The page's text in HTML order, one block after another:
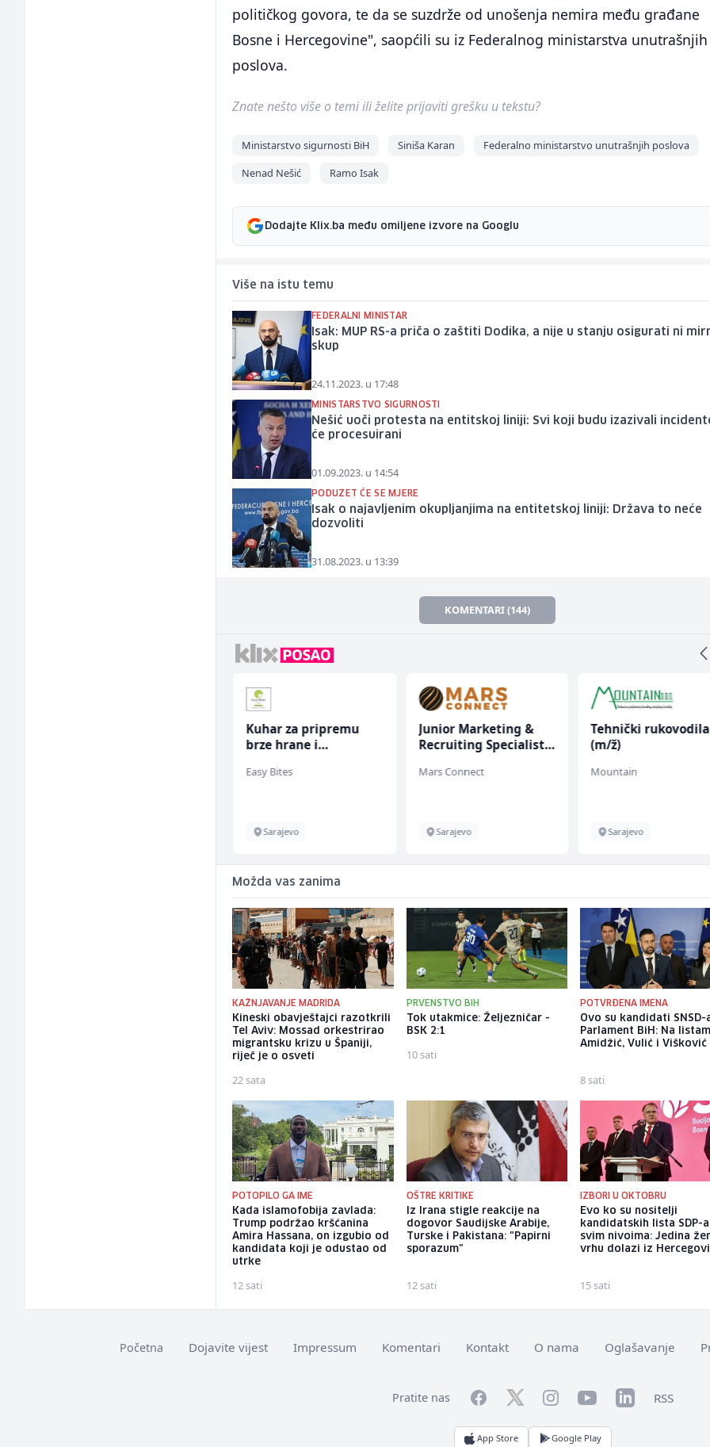
političkog govora, te da se suzdrže od unošenja nemira među građane
Bosne i Hercegovine", saopćili su iz Federalnog ministarstva unutrašnjih
poslova.
Znate nešto više o temi ili želite prijaviti grešku u tekstu?
Ministarstvo sigurnosti BiH Siniša Karan
Federalno ministarstvo unutrašnjih poslova
Nenad Nešić
Ramo Isak
Dodajte Klix.ba među omiljene izvore na Googlu
Više na istu temu
FEDERALNI MINISTAR
Isak: MUP RS-a priča o zaštiti Dodika, a nije u stanju osigurati ni
skup
24.11.2023. u 17:48
MINISTARSTVO SIGURNOSTI
Nešić uoči protesta na entitskoj liniji: Svi koji budu izazivali
će procesuirani
01.09.2023. u 14:54
PODUZET ĆE SE MJERE
Isak o najavljenim okupljanjima na entitetskoj liniji: Država to neće
dozvoliti
31.08.2023. u 13:39
KOMENTARI (144)
Kuhar za pripremu
brze hrane i
ž)
Easy Bites
Sarajevo
Junior Marketing &
Recruiting Specialist
Mars Connect
Sarajevo
Tehnički
(m/ž)
Mountain
Sarajevo
Možda vas zanima
KAŽNJAVANJE MADRIDA
Kineski obavještajci razotkrili
Tel Aviv: Mossad orkestrirao
migrantsku krizu u Španiji,
riječ je o osveti
22 sata
PRVENSTVO BIH
Tok utakmice: Željezničar -
BSK 2:1
10 sati
POTVRĐENA IMENA
Ovo su kandidati SNSD-
Parlament BiH: Na
Amidžić, Vulić i Višković
8 sati
POTOPILO GA IME
Kada islamofobija zavlada:
Trump podržao kršćanina
Amira Hassana, on izgubio od
kandidata koji je odustao od
utrke
12 sati
OŠTRE KRITIKE
Iz Irana stigle reakcije na
dogovor Saudijske Arabije,
Turske i Pakistana: "Papirni
sporazum"
12 sati
IZBORI U OKTOBRU
Evo ko su nositelji
kandidatskih lista SDP-
svim nivoima: Jedina
vrhu dolazi iz
15 sati
Početna Dojavite vijest Impressum Komentari Kontakt O nama Oglašavanje
Pratite nas FacebookTwitterInstagramYouTubeLinkedInRSS
App Store Google Play